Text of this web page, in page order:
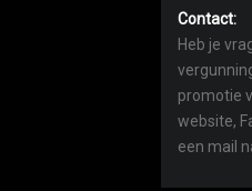
Contact:
Heb je
promotie
website,
een mail